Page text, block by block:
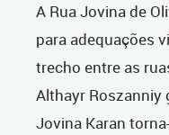
A Rua Jovina de
para adequações
trecho entre as
Althayr Roszanniy
Jovina Karan